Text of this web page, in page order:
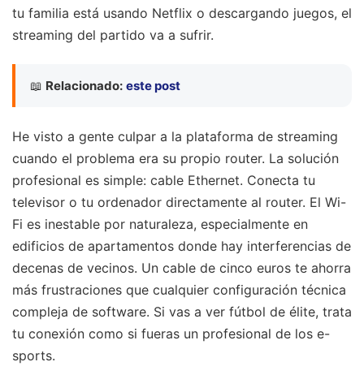
tu familia está usando Netflix o descargando juegos, el
streaming del partido va a sufrir.
📖 Relacionado: este post
He visto a gente culpar a la plataforma de streaming
cuando el problema era su propio router. La solución
profesional es simple: cable Ethernet. Conecta tu
televisor o tu ordenador directamente al router. El Wi-
Fi es inestable por naturaleza, especialmente en
edificios de apartamentos donde hay interferencias de
decenas de vecinos. Un cable de cinco euros te ahorra
más frustraciones que cualquier configuración técnica
compleja de software. Si vas a ver fútbol de élite, trata
tu conexión como si fueras un profesional de los e-
sports.